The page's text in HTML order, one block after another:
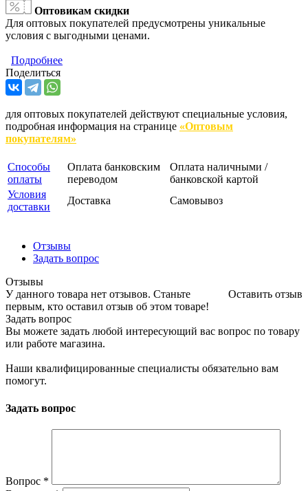
Оптовикам скидки
Для оптовых покупателей предусмотрены уникальные
условия с выгодными ценами.
Подробнее
Поделиться
для оптовых покупателей действуют специальные условия,
подробная информация на странице «Оптовым
покупателям»
Способы
оплаты
Оплата банковским
переводом
Оплата наличными /
банковской картой
Условия
доставки
Доставка Самовывоз
Отзывы
Задать вопрос
Отзывы
Оставить отзыв
У данного товара нет отзывов. Станьте
первым, кто оставил отзыв об этом товаре!
Задать вопрос
Вы можете задать любой интересующий вас вопрос по товару
или работе магазина.
Наши квалифицированные специалисты обязательно вам
помогут.
Задать вопрос
Вопрос *